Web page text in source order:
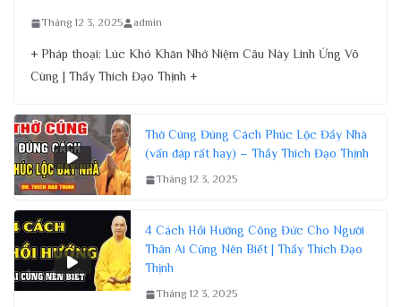
Tháng 12 3, 2025 admin
+ Pháp thoại: Lúc Khó Khăn Nhớ Niệm Câu Này Linh Ứng Vô
Cùng | Thầy Thích Đạo Thịnh +
Thờ Cúng Đúng Cách Phúc Lộc Đầy Nhà
(vấn đáp rất hay) – Thầy Thích Đạo Thịnh
Tháng 12 3, 2025
4 Cách Hồi Hướng Công Đức Cho Người
Thân Ai Cũng Nên Biết | Thầy Thích Đạo
Thịnh
Tháng 12 3, 2025